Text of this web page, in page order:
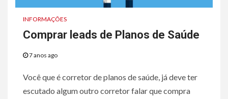
INFORMAÇÕES
Comprar leads de Planos de Saúde
7 anos ago
Você que é corretor de planos de saúde, já deve ter
escutado algum outro corretor falar que compra